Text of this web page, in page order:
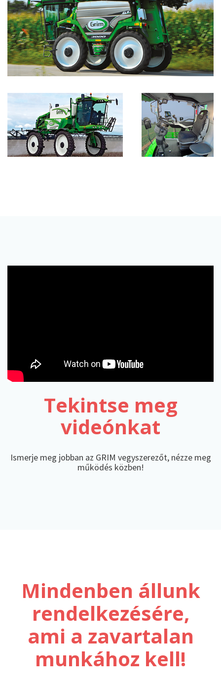
Tekintse meg
videónkat
Ismerje meg jobban az GRIM vegyszerezőt, nézze meg
működés közben!
Mindenben állunk
rendelkezésére,
ami a zavartalan
munkához kell!